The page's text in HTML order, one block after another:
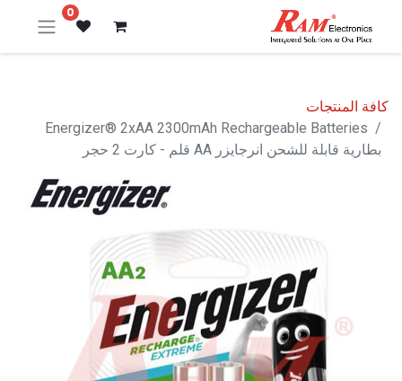
0
كافة المنتجات
Energizer® 2xAA 2300mAh Rechargeable Batteries
بطارية قابلة للشحن انرجايزر AA قلم - كارت 2 حجر